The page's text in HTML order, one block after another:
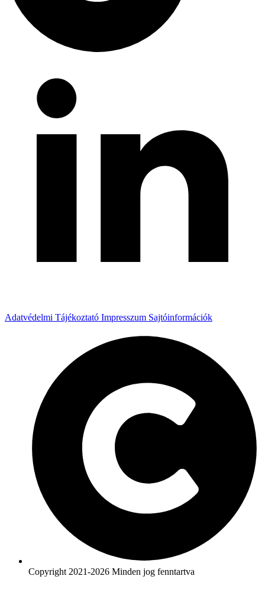
Adatvédelmi Tájékoztató Impresszum Sajtóinformációk
Copyright 2021-2026 Minden jog fenntartva